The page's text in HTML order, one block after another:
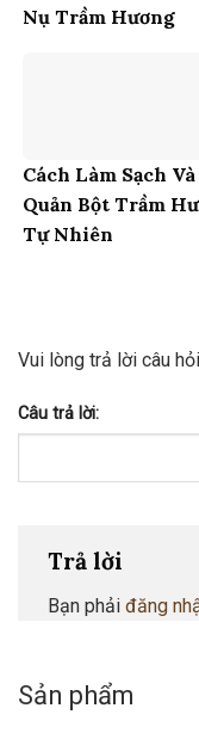
Nụ Trầm Hương
Cách Làm Sạch Và
Quản Bột Trầm
Tự Nhiên
Vui lòng trả lời câu
Câu trả lời:
Trả lời
Bạn phải đăng
Sản phẩm